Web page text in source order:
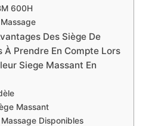
600H
Des Siège De
À Prendre En Compte Lors
Siege Massant En
Massant
Disponibles